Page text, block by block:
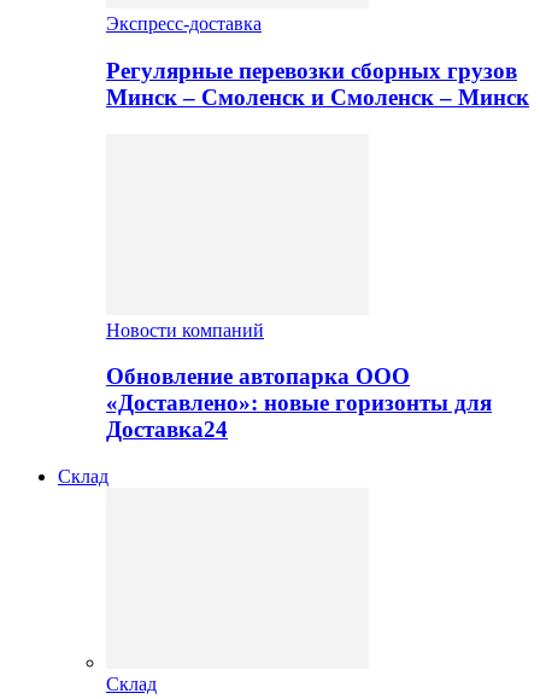
Экспресс-доставка
Регулярные перевозки сборных грузов
Минск – Смоленск и Смоленск – Минск
Новости компаний
Обновление автопарка ООО
«Доставлено»: новые горизонты для
Доставка24
Склад
Склад